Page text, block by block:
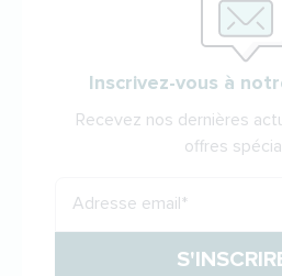
Inscrivez-vous à
Recevez nos dernières
offres
Adresse email*